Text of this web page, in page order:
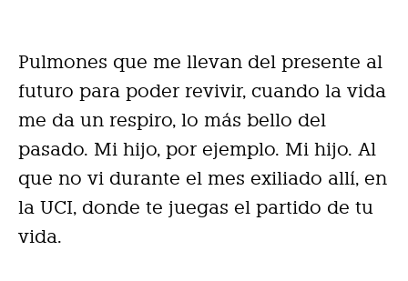
Pulmones que me llevan del presente al
futuro para poder revivir, cuando la vida
me da un respiro, lo más bello del
pasado. Mi hijo, por ejemplo. Mi hijo. Al
que no vi durante el mes exiliado allí, en
la UCI, donde te juegas el partido de tu
vida.